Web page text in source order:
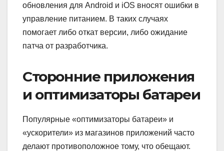
обновления для Android и iOS вносят ошибки в
управление питанием. В таких случаях
помогает либо откат версии, либо ожидание
патча от разработчика.
Сторонние приложения
и оптимизаторы батареи
Популярные «оптимизаторы батареи» и
«ускорители» из магазинов приложений часто
делают противоположное тому, что обещают.